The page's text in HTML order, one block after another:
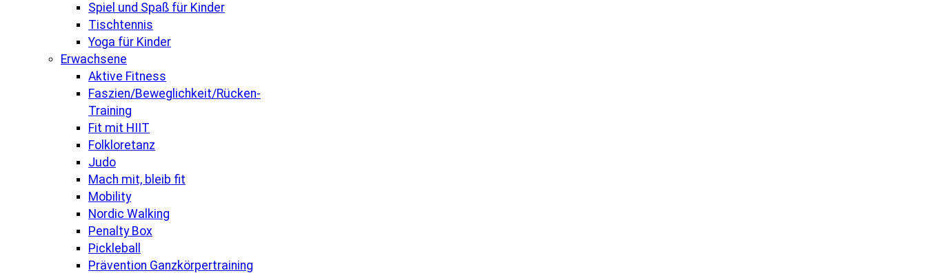
Spiel und Spaß für Kinder
Tischtennis
Yoga für Kinder
Erwachsene
Aktive Fitness
Faszien/Beweglichkeit/Rücken-
Training
Fit mit HIIT
Folkloretanz
Judo
Mach mit, bleib fit
Mobility
Nordic Walking
Penalty Box
Pickleball
Prävention Ganzkörpertraining